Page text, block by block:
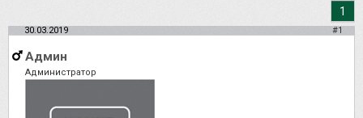
1
30.03.2019 #1
Админ
Администратор